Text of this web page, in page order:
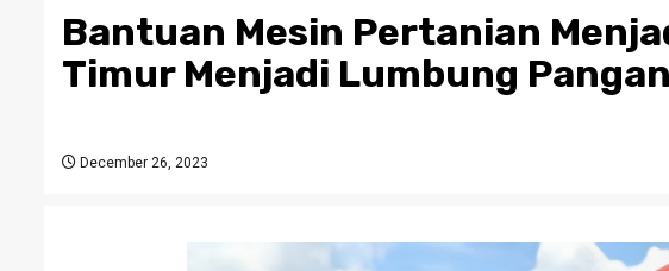
Bantuan Mesin Pertanian
Timur Menjadi Lumbung Pangan
December 26, 2023